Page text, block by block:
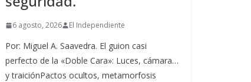
6 agosto, 2026 El Independiente
Por: Miguel A. Saavedra. El guion casi
perfecto de la «Doble Cara»: Luces, cámara…
y traiciónPactos ocultos, metamorfosis